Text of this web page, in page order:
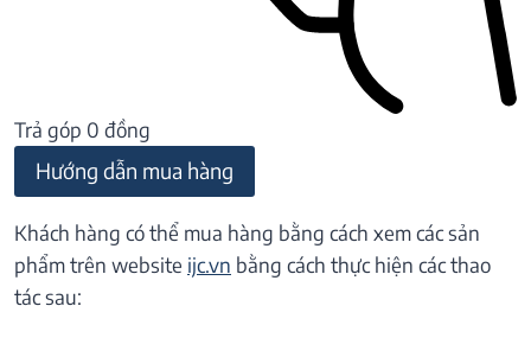
Trả góp 0 đồng
Hướng dẫn mua hàng
Khách hàng có thể mua hàng bằng cách xem các sản
phẩm trên website ijc.vn bằng cách thực hiện các thao
tác sau: